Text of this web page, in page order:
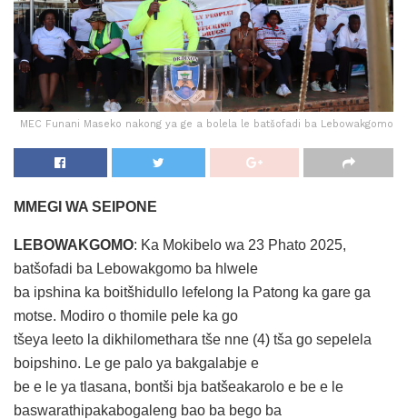
MEC Funani Maseko nakong ya ge a bolela le batšofadi ba Lebowakgomo
MMEGI WA SEIPONE
LEBOWAKGOMO: Ka Mokibelo wa 23 Phato 2025,
batšofadi ba Lebowakgomo ba hlwele
ba ipshina ka boitšhidullo lefelong la Patong ka gare ga
motse. Modiro o thomile pele ka go
tšeya leeto la dikhilomethara tše nne (4) tša go sepelela
boipshino. Le ge palo ya bakgalabje e
be e le ya tlasana, bontši bja batšeakarolo e be e le
baswarathipakabogaleng bao ba bego ba